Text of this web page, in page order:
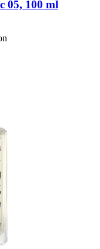
05, 100 ml